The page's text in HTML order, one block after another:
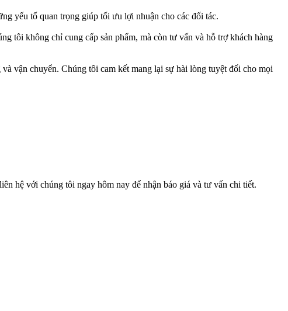
yếu tố quan trọng giúp tối ưu lợi nhuận cho các đối tác.
tôi không chỉ cung cấp sản phẩm, mà còn tư vấn và hỗ trợ khách hàng
vận chuyển. Chúng tôi cam kết mang lại sự hài lòng tuyệt đối cho mọi
hệ với chúng tôi ngay hôm nay để nhận báo giá và tư vấn chi tiết.